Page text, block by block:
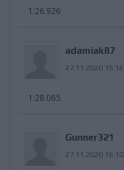
1:26.926
adamiak87
27.11.2020 15:16
1:28.065
Gunner321
27.11.2020 16:10